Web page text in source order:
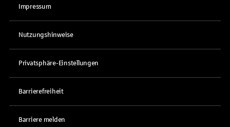
Impressum
Nutzungshinweise
Privatsphäre-Einstellungen
Barrierefreiheit
Barriere melden